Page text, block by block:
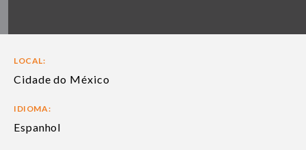
LOCAL:
Cidade do México
IDIOMA:
Espanhol